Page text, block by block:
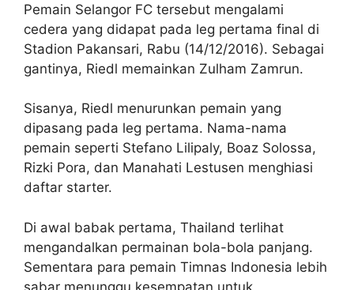
Pemain Selangor FC tersebut mengalami
cedera yang didapat pada leg pertama final di
Stadion Pakansari, Rabu (14/12/2016). Sebagai
gantinya, Riedl memainkan Zulham Zamrun.
Sisanya, Riedl menurunkan pemain yang
dipasang pada leg pertama. Nama-nama
pemain seperti Stefano Lilipaly, Boaz Solossa,
Rizki Pora, dan Manahati Lestusen menghiasi
daftar starter.
Di awal babak pertama, Thailand terlihat
mengandalkan permainan bola-bola panjang.
Sementara para pemain Timnas Indonesia lebih
sabar menunggu kesempatan untuk